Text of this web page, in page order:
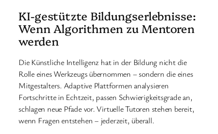
KI-gestützte Bildungserlebnisse:
Wenn Algorithmen zu Mentoren
werden
Die Künstliche Intelligenz hat in der Bildung nicht die
Rolle eines Werkzeugs übernommen – sondern die eines
Mitgestalters. Adaptive Plattformen analysieren
Fortschritte in Echtzeit, passen Schwierigkeitsgrade an,
schlagen neue Pfade vor. Virtuelle Tutoren stehen bereit,
wenn Fragen entstehen – jederzeit, überall.